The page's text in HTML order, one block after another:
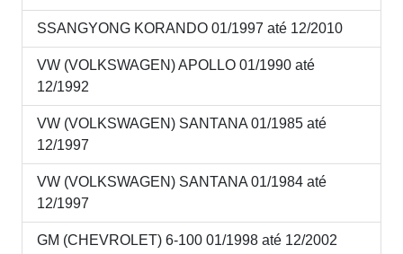
SSANGYONG KORANDO 01/1997 até 12/2010
VW (VOLKSWAGEN) APOLLO 01/1990 até
12/1992
VW (VOLKSWAGEN) SANTANA 01/1985 até
12/1997
VW (VOLKSWAGEN) SANTANA 01/1984 até
12/1997
GM (CHEVROLET) 6-100 01/1998 até 12/2002